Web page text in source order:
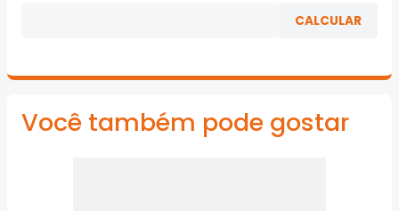
Você também pode gostar